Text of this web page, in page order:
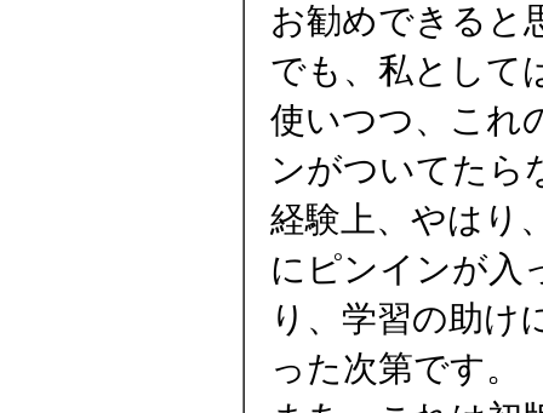
お勧めできると
でも、私として
使いつつ、これ
ンがついてたら
経験上、やはり
にピンインが入
り、学習の助け
った次第です。